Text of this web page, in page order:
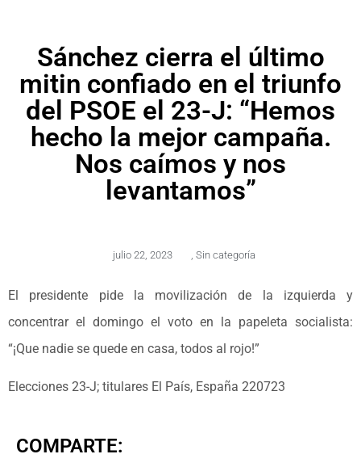
Sánchez cierra el último
mitin confiado en el triunfo
del PSOE el 23-J: “Hemos
hecho la mejor campaña.
Nos caímos y nos
levantamos”
julio 22, 2023 , Sin categoría
El presidente pide la movilización de la izquierda y
concentrar el domingo el voto en la papeleta socialista:
“¡Que nadie se quede en casa, todos al rojo!”
Elecciones 23-J; titulares El País, España 220723
COMPARTE: